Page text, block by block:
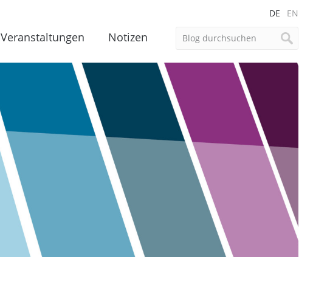
DE EN
Veranstaltungen Notizen